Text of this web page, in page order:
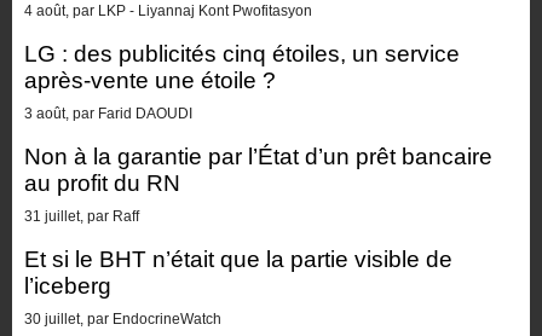
4 août, par LKP - Liyannaj Kont Pwofitasyon
LG : des publicités cinq étoiles, un service
après-vente une étoile ?
3 août, par Farid DAOUDI
Non à la garantie par l’État d’un prêt bancaire
au profit du RN
31 juillet, par Raff
Et si le BHT n’était que la partie visible de
l’iceberg
30 juillet, par EndocrineWatch